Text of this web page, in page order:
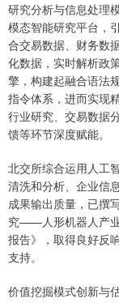
研究分析与信息处理
模态智能研究平台，
合交易数据、财务数
化数据，实时解析政
擎，构建起融合语法
指令体系，进而实现
行业研究、交易数据
馈等环节深度赋能。
北交所综合运用人工
清洗和分析、企业信
成果输出质量，已撰
究——人形机器人产
报告》，取得良好反
支持。
价值挖掘模式创新与